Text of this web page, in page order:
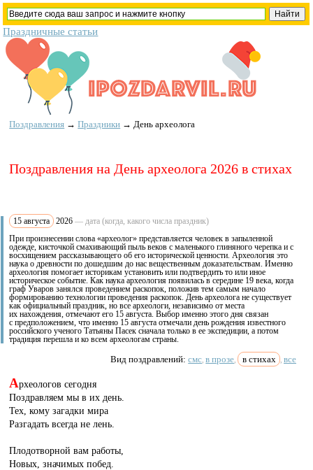
Праздничные статьи
Поздравления →Праздники → День археолога
Поздравления на День археолога 2026 в стихах
15 августа 2026— дата (когда, какого числа праздник)
При произнесении слова «археолог» представляется человек в запыленной
одежде, кисточкой смахивающий пыль веков с маленького глиняного черепка и с
восхищением рассказывающего об его исторической ценности. Археология это
наука о древности по дошедшим до нас вещественным доказательствам. Именно
археология помогает историкам установить или подтвердить то или иное
историческое событие. Как наука археология появилась в середине 19 века, когда
граф Уваров занялся проведением раскопок, положив тем самым начало
формированию технологии проведения раскопок. День археолога не существует
как официальный праздник, но все археологи, независимо от места
их нахождения, отмечают его 15 августа. Выбор именно этого дня связан
с предположением, что именно 15 августа отмечали день рождения известного
российского ученого Татьяны Пасек сначала только в ее экспедиции, а потом
традиция перешла и ко всем археологам страны.
Вид поздравлений:смс, в прозе, в стихах , все
Археологов сегодня
Поздравляем мы в их день.
Тех, кому загадки мира
Разгадать всегда не лень.
Плодотворной вам работы,
Новых, значимых побед.